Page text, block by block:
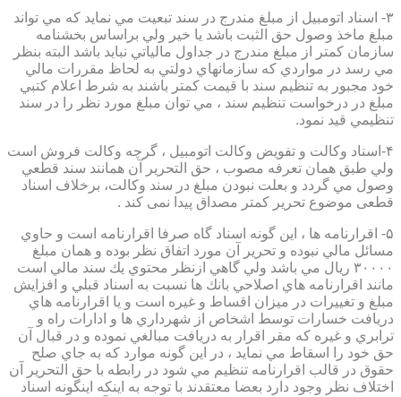
۳- اسناد اتومبيل از مبلغ مندرج در سند تبعيت مي نمايد كه مي تواند
مبلغ ماخذ وصول حق الثبت باشد يا خير ولي براساس بخشنامه
سازمان كمتر از مبلغ مندرج در جداول مالياتي نبايد باشد البته بنظر
مي رسد در مواردي كه سازمانهاي دولتي به لحاظ مقررات مالي
خود مجبور به تنظيم سند با قيمت كمتر باشند به شرط اعلام كتبي
مبلغ در درخواست تنظيم سند ، مي توان مبلغ مورد نظر را در سند
تنظيمي قيد نمود.
۴-اسناد وكالت و تفويض وكالت اتومبيل ، گرچه وكالت فروش است
ولي طبق همان تعرفه مصوب ، حق التحرير آن همانند سند قطعي
وصول مي گردد و بعلت نبودن مبلغ در سند وكالت، برخلاف اسناد
قطعی موضوع تحریر کمتر مصداق پیدا نمی کند .
۵- اقرارنامه ها ، اين گونه اسناد گاه صرفا اقرارنامه است و حاوي
مسائل مالي نبوده و تحرير آن مورد اتفاق نظر بوده و همان مبلغ
۳۰۰۰۰ ريال مي باشد ولي گاهي ازنظر محتوي يك سند مالي است
مانند اقرارنامه هاي اصلاحي بانك ها نسبت به اسناد قبلي و افزايش
مبلغ و تغييرات در ميزان اقساط و غيره است و يا اقرارنامه هاي
دريافت خسارات توسط اشخاص از شهرداري ها و ادارات راه و
ترابري و غيره كه مقر اقرار به دريافت مبالغي نموده و در قبال آن
حق خود را اسقاط مي نمايد ، در اين گونه موارد كه به جاي صلح
حقوق در قالب اقرارنامه تنظيم مي شود در رابطه با حق التحرير آن
اختلاف نظر وجود دارد بعضا معتقدند با توجه به اينكه اينگونه اسناد